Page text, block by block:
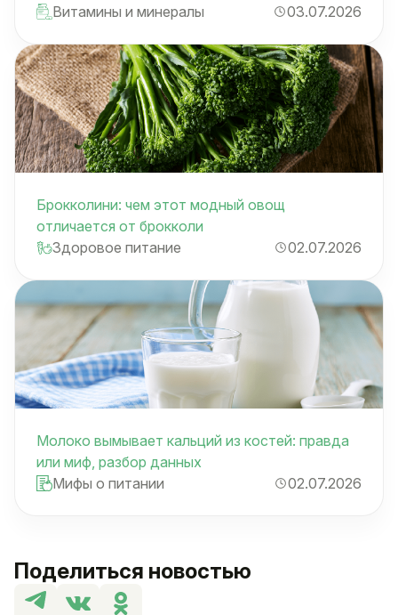
Поделиться новостью
Витамины и минералы
03.07.2026
Брокколини: чем этот модный овощ
отличается от брокколи
Здоровое питание
02.07.2026
Молоко вымывает кальций из костей: правда
или миф, разбор данных
Мифы о питании
02.07.2026